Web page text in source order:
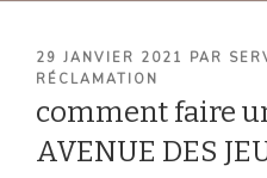
PUBLIÉ
LE
29 JANVIER 2021 PAR
RÉCLAMATION
comment faire
AVENUE DES